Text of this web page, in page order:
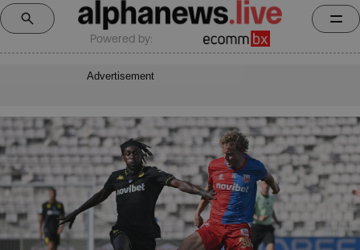
Powered by:
Advertisement